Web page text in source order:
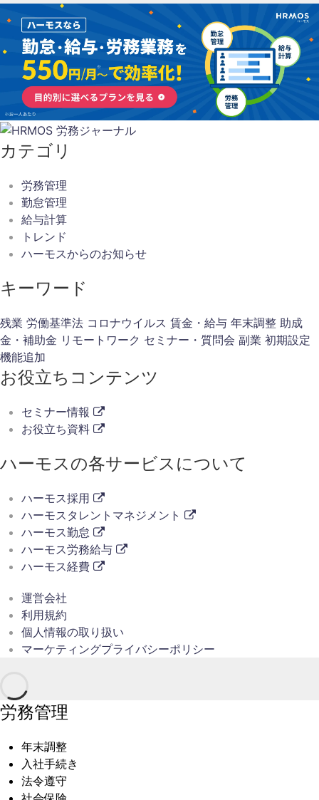
カテゴリ
労務管理
勤怠管理
給与計算
トレンド
ハーモスからのお知らせ
キーワード
残業 労働基準法 コロナウイルス 賃金・給与 年末調整 助成
金・補助金 リモートワーク セミナー・質問会 副業 初期設定
機能追加
お役立ちコンテンツ
セミナー情報
お役立ち資料
ハーモスの各サービスについて
ハーモス採用
ハーモスタレントマネジメント
ハーモス勤怠
ハーモス労務給与
ハーモス経費
運営会社
利用規約
個人情報の取り扱い
マーケティングプライバシーポリシー
労務管理
年末調整
入社手続き
法令遵守